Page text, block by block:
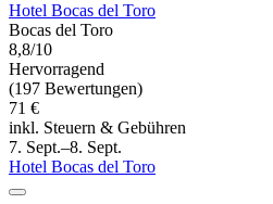
Hotel Bocas del Toro
Bocas del Toro
8,8/10
Hervorragend
(197 Bewertungen)
71 €
inkl. Steuern & Gebühren
7. Sept.–8. Sept.
Hotel Bocas del Toro